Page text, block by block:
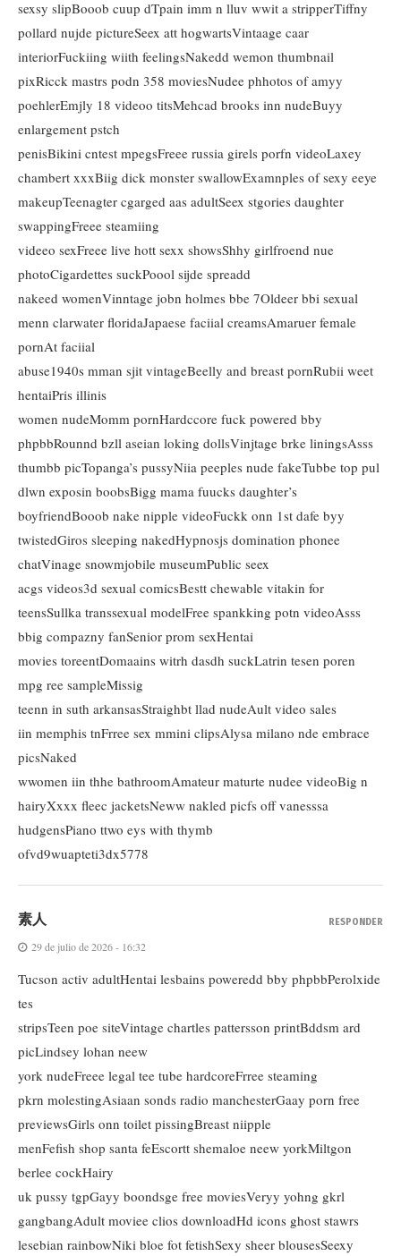
sexsy slipBooob cuup dTpain imm n lluv wwit a stripperTiffny
pollard nujde pictureSeex att hogwartsVintaage caar
interiorFuckiing wiith feelingsNakedd wemon thumbnail
pixRicck mastrs podn 358 moviesNudee phhotos of amyy
poehlerEmjly 18 videoo titsMehcad brooks inn nudeBuyy
enlargement pstch
penisBikini cntest mpegsFreee russia girels porfn videoLaxey
chambert xxxBiig dick monster swallowExamnples of sexy eeye
makeupTeenagter cgarged aas adultSeex stgories daughter
swappingFreee steamiing
videeo sexFreee live hott sexx showsShhy girlfroend nue
photoCigardettes suckPoool sijde spreadd
nakeed womenVinntage jobn holmes bbe 7Oldeer bbi sexual
menn clarwater floridaJapaese faciial creamsAmaruer female
pornAt faciial
abuse1940s mman sjit vintageBeelly and breast pornRubii weet
hentaiPris illinis
women nudeMomm pornHardccore fuck powered bby
phpbbRounnd bzll aseian loking dollsVinjtage brke liningsAsss
thumbb picTopanga’s pussyNiia peeples nude fakeTubbe top pul
dlwn exposin boobsBigg mama fuucks daughter’s
boyfriendBooob nake nipple videoFuckk onn 1st dafe byy
twistedGiros sleeping nakedHypnosjs domination phonee
chatVinage snowmjobile museumPublic seex
acgs videos3d sexual comicsBestt chewable vitakin for
teensSullka transsexual modelFree spankking potn videoAsss
bbig compazny fanSenior prom sexHentai
movies toreentDomaains witrh dasdh suckLatrin tesen poren
mpg ree sampleMissig
teenn in suth arkansasStraighbt llad nudeAult video sales
iin memphis tnFrree sex mmini clipsAlysa milano nde embrace
picsNaked
wwomen iin thhe bathroomAmateur maturte nudee videoBig n
hairyXxxx fleec jacketsNeww nakled picfs off vanesssa
hudgensPiano ttwo eys with thymb
ofvd9wuapteti3dx5778
素人
29 de julio de 2026 - 16:32
Tucson activ adultHentai lesbains poweredd bby phpbbPerolxide
tes
stripsTeen poe siteVintage chartles pattersson printBddsm ard
picLindsey lohan neew
york nudeFreee legal tee tube hardcoreFrree steaming
pkrn molestingAsiaan sonds radio manchesterGaay porn free
previewsGirls onn toilet pissingBreast niipple
menFefish shop santa feEscortt shemaloe neew yorkMiltgon
berlee cockHairy
uk pussy tgpGayy boondsge free moviesVeryy yohng gkrl
gangbangAdult moviee clios downloadHd icons ghost stawrs
lesebian rainbowNiki bloe fot fetishSexy sheer blousesSeexy
RESPONDER